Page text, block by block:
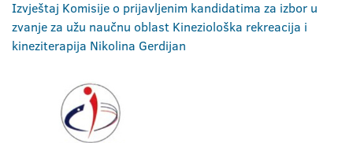
Izvještaj Komisije o prijavljenim kandidatima za izbor u
zvanje za užu naučnu oblast Kineziološka rekreacija i
kineziterapija Nikolina Gerdijan